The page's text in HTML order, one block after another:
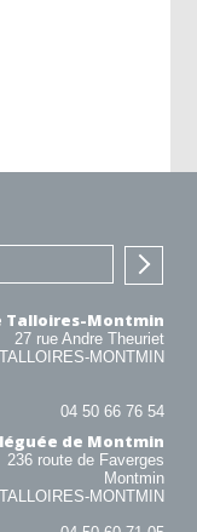
Talloires-Montmin
27 rue Andre Theuriet
MONTMIN
04 50 66 76 54
de Montmin
236 route de Faverges
Montmin
MONTMIN